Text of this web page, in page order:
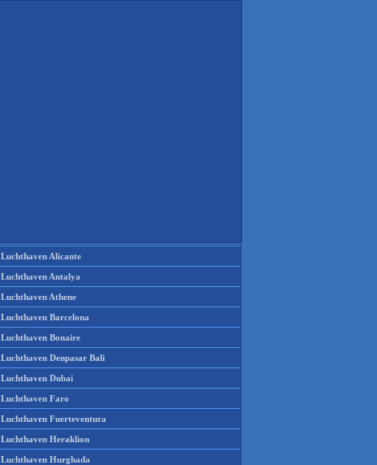
Luchthaven Alicante
Luchthaven Antalya
Luchthaven Athene
Luchthaven Barcelona
Luchthaven Bonaire
Luchthaven Denpasar Bali
Luchthaven Dubai
Luchthaven Faro
Luchthaven Fuerteventura
Luchthaven Heraklion
Luchthaven Hurghada